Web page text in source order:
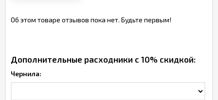
Об этом товаре отзывов пока нет. Будьте первым!
Дополнительные расходники с 10% скидкой:
Чернила: